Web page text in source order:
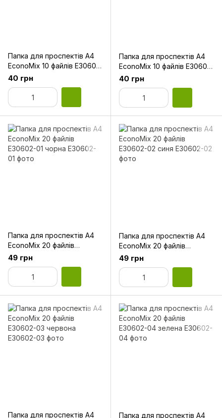
Папка для проспектів А4
EconoMix 10 файлів Е30601-
05 жовта
40 грн
Папка для проспектів А4
EconoMix 10 файлів Е30601-
10 сіра
40 грн
Папка для проспектів А4
EconoMix 20 файлів
Е30602-01 чорна
49 грн
Папка для проспектів А4
EconoMix 20 файлів
Е30602-02 синя
49 грн
Папка для проспектів А4 Папка для проспектів А4